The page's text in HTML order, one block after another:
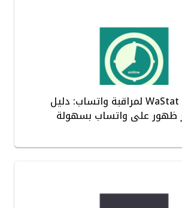
مراجعة تطبيق WaStat لمراقبة واتساب: دليل
ظهور على واتساب بسهولة